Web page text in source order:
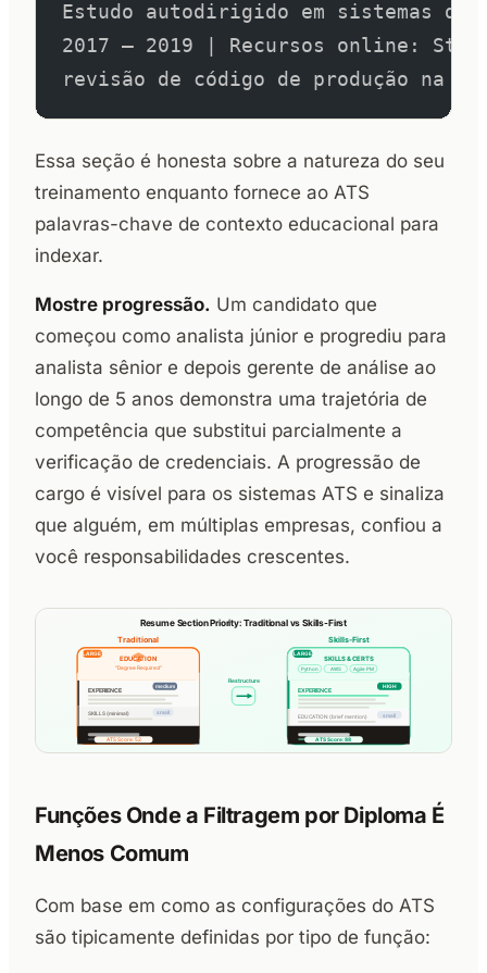
Estudo autodirigido em sistemas
2017 – 2019 | Recursos online:
revisão de código de produção na
Essa seção é honesta sobre a natureza do seu
treinamento enquanto fornece ao ATS
palavras-chave de contexto educacional para
indexar.
Mostre progressão. Um candidato que
começou como analista júnior e progrediu para
analista sênior e depois gerente de análise ao
longo de 5 anos demonstra uma trajetória de
competência que substitui parcialmente a
verificação de credenciais. A progressão de
cargo é visível para os sistemas ATS e sinaliza
que alguém, em múltiplas empresas, confiou a
você responsabilidades crescentes.
Funções Onde a Filtragem por Diploma É
Menos Comum
Com base em como as configurações do ATS
são tipicamente definidas por tipo de função: